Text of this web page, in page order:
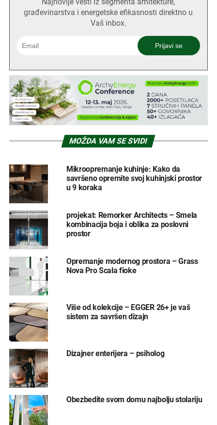
građevinarstva i energetske efikasnosti direktno u
Vaš inbox.
MOŽDA VAM SE SVIDI
Mikroopremanje kuhinje: Kako da
savršeno opremite svoj kuhinjski prostor
u 9 koraka
projekat: Remorker Architects – Smela
kombinacija boja i oblika za poslovni
prostor
Opremanje modernog prostora – Grass
Nova Pro Scala fioke
Više od kolekcije – EGGER 26+ je vaš
sistem za savršen dizajn
Dizajner enterijera – psiholog
Obezbedite svom domu najbolju stolariju